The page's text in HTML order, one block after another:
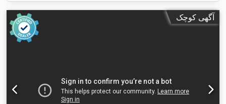
آگهی کوچک